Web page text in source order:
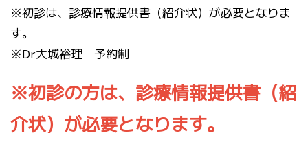
※初診は、診療情報提供書（紹介状）が必要となりま
す。
※Dr大城裕理 予約制
※初診の方は、診療情報提供書（紹
介状）が必要となります。